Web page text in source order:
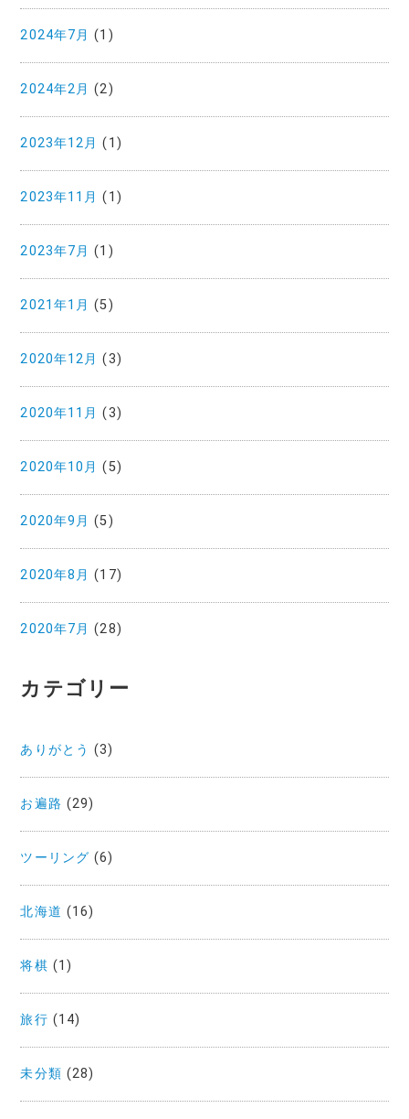
2024年7月 (1)
2024年2月 (2)
2023年12月 (1)
2023年11月 (1)
2023年7月 (1)
2021年1月 (5)
2020年12月 (3)
2020年11月 (3)
2020年10月 (5)
2020年9月 (5)
2020年8月 (17)
2020年7月 (28)
カテゴリー
ありがとう (3)
お遍路 (29)
ツーリング (6)
北海道 (16)
将棋 (1)
旅行 (14)
未分類 (28)